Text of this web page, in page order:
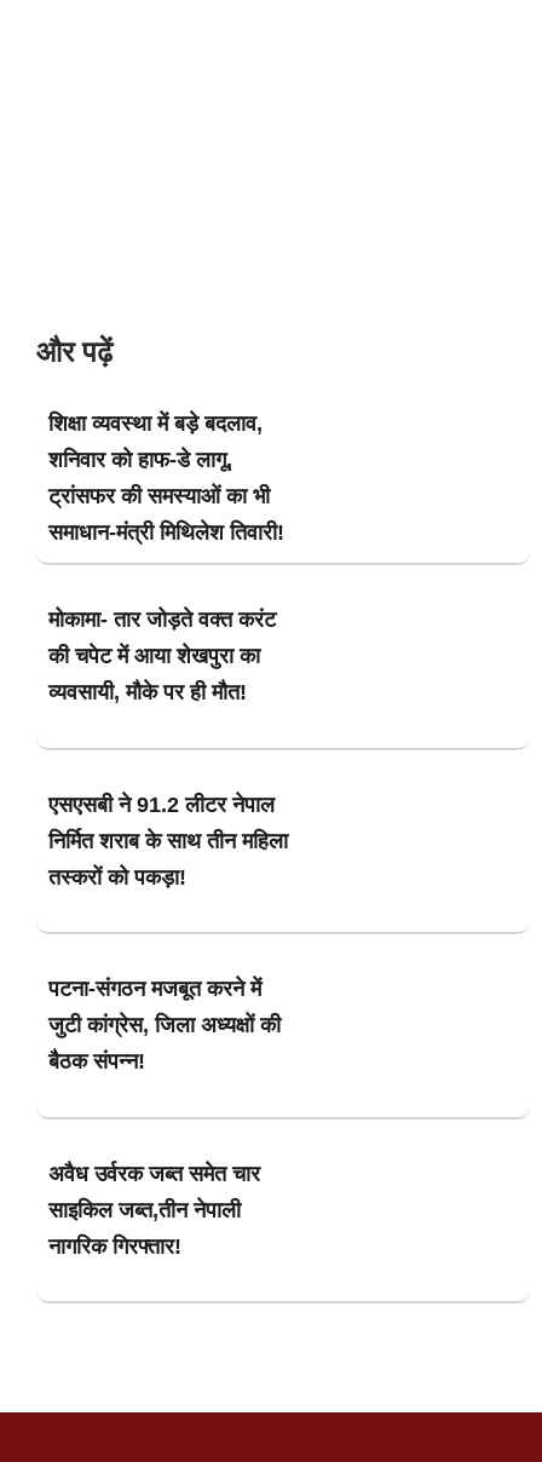
और पढ़ें
शिक्षा व्यवस्था में बड़े बदलाव,
शनिवार को हाफ-डे लागू,
ट्रांसफर की समस्याओं का भी
समाधान-मंत्री मिथिलेश तिवारी!
मोकामा- तार जोड़ते वक्त करंट
की चपेट में आया शेखपुरा का
व्यवसायी, मौके पर ही मौत!
एसएसबी ने 91.2 लीटर नेपाल
निर्मित शराब के साथ तीन महिला
तस्करों को पकड़ा!
पटना-संगठन मजबूत करने में
जुटी कांग्रेस, जिला अध्यक्षों की
बैठक संपन्न!
अवैध उर्वरक जब्त समेत चार
साइकिल जब्त,तीन नेपाली
नागरिक गिरफ्तार!